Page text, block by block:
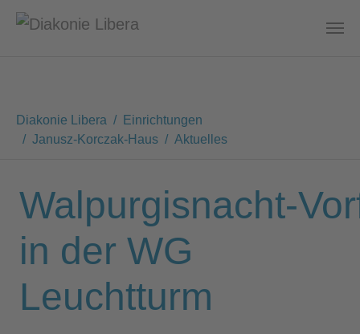
Diakonie Libera
Einrichtungen
Janusz-Korczak-Haus
Aktuelles
in der WG
Leuchtturm